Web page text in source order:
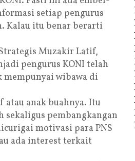
setiap pengurus
Kalau itu benar berarti
Muzakir Latif,
pengurus KONI telah
wibawa di
anak buahnya. Itu
sekaligus pembangkangan
motivasi para PNS
ada interest terkait